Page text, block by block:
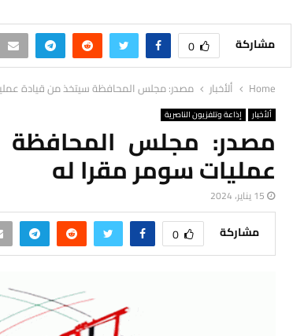
مشاركة 0
Home ألأخبار مصدر: مجلس المحافظة سيتخذ من قيادة
ألأخبار إذاعة وتلفزيون الناصرية
مصدر: مجلس
عمليات سومر مقرا له
15 يناير، 2024
مشاركة 0